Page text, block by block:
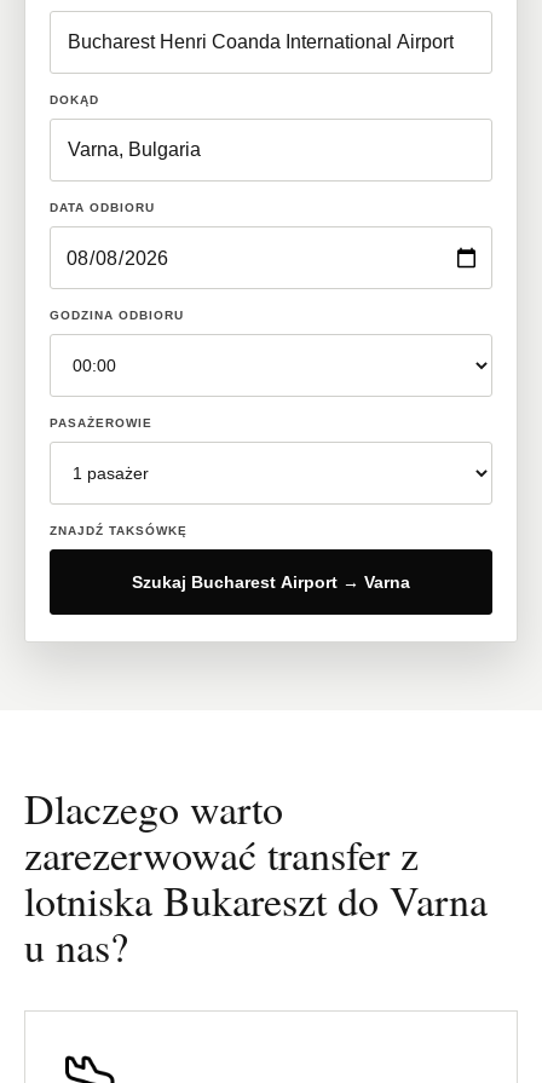
DOKĄD
DATA ODBIORU
GODZINA ODBIORU
PASAŻEROWIE
ZNAJDŹ TAKSÓWKĘ
Szukaj Bucharest Airport → Varna
Dlaczego warto
zarezerwować transfer z
lotniska Bukareszt do Varna
u nas?